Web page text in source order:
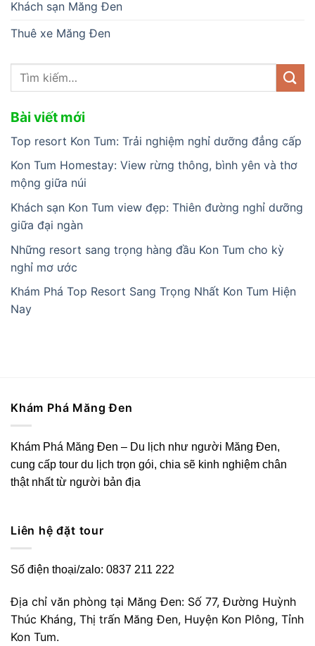
Khách sạn Măng Đen
Thuê xe Măng Đen
Bài viết mới
Top resort Kon Tum: Trải nghiệm nghỉ dưỡng đẳng cấp
Kon Tum Homestay: View rừng thông, bình yên và thơ
mộng giữa núi
Khách sạn Kon Tum view đẹp: Thiên đường nghỉ dưỡng
giữa đại ngàn
Những resort sang trọng hàng đầu Kon Tum cho kỳ
nghỉ mơ ước
Khám Phá Top Resort Sang Trọng Nhất Kon Tum Hiện
Nay
Khám Phá Măng Đen
Khám Phá Măng Đen – Du lịch như người Măng Đen,
cung cấp tour du lịch trọn gói, chia sẽ kinh nghiệm chân
thật nhất từ người bản địa
Liên hệ đặt tour
Số điện thoại/zalo: 0837 211 222
Địa chỉ văn phòng tại Măng Đen: Số 77, Đường Huỳnh
Thúc Kháng, Thị trấn Măng Đen, Huyện Kon Plông, Tỉnh
Kon Tum.